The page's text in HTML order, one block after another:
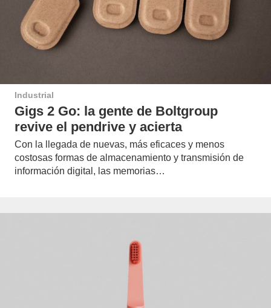
Industrial
Gigs 2 Go: la gente de Boltgroup
revive el pendrive y acierta
Con la llegada de nuevas, más eficaces y menos
costosas formas de almacenamiento y transmisión de
información digital, las memorias…